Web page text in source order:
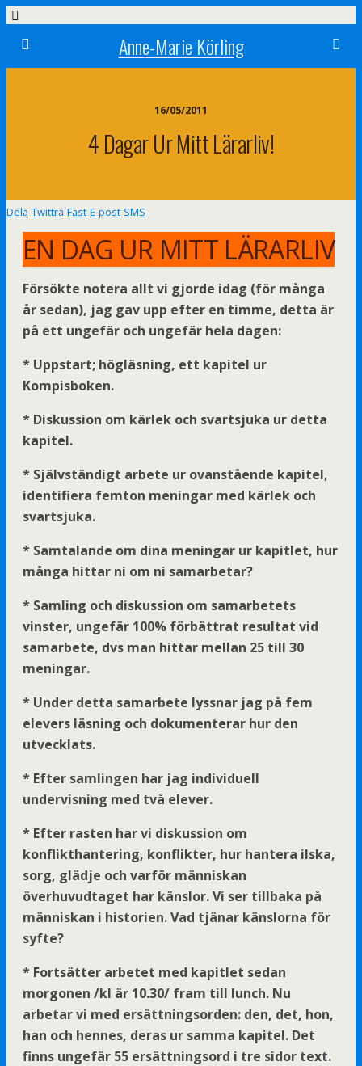
Anne-Marie Körling
16/05/2011
4 Dagar Ur Mitt Lärarliv!
Dela Twittra Fäst E-post SMS
EN DAG UR MITT LÄRARLIV
Försökte notera allt vi gjorde idag (för många
år sedan), jag gav upp efter en timme, detta är
på ett ungefär och ungefär hela dagen:
* Uppstart; högläsning, ett kapitel ur
Kompisboken.
* Diskussion om kärlek och svartsjuka ur detta
kapitel.
* Självständigt arbete ur ovanstående kapitel,
identifiera femton meningar med kärlek och
svartsjuka.
* Samtalande om dina meningar ur kapitlet, hur
många hittar ni om ni samarbetar?
* Samling och diskussion om samarbetets
vinster, ungefär 100% förbättrat resultat vid
samarbete, dvs man hittar mellan 25 till 30
meningar.
* Under detta samarbete lyssnar jag på fem
elevers läsning och dokumenterar hur den
utvecklats.
* Efter samlingen har jag individuell
undervisning med två elever.
* Efter rasten har vi diskussion om
konflikthantering, konflikter, hur hantera ilska,
sorg, glädje och varför människan
överhuvudtaget har känslor. Vi ser tillbaka på
människan i historien. Vad tjänar känslorna för
syfte?
* Fortsätter arbetet med kapitlet sedan
morgonen /kl är 10.30/ fram till lunch. Nu
arbetar vi med ersättningsorden: den, det, hon,
han och hennes, deras ur samma kapitel. Det
finns ungefär 55 ersättningsord i tre sidor text.